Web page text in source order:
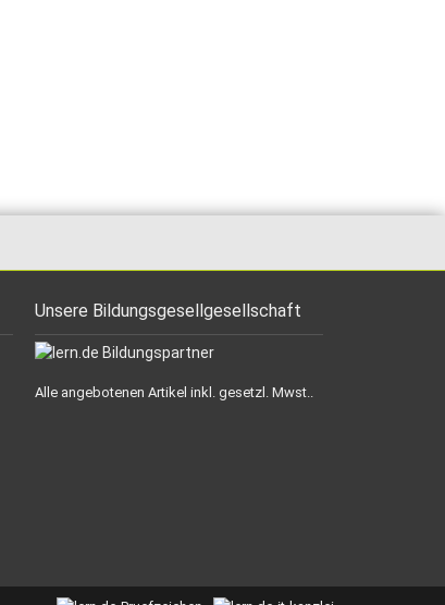
Unsere Bildungsgesellgesellschaft
Alle angebotenen Artikel inkl. gesetzl. Mwst..